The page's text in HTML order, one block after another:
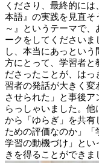
くださり、最終的に
本語』の実践を見直そ
～』というテーマで
ークをしてくださいま
し、本当にあっとい
方にとって、学習者と
ださったことが、は
習者の発話が大きく変
させられた」と事後
らっしゃいました。
から「ゆらぎ」を共有
ための評価なのか」
学習の動機づけ」とい
きを得ることができま